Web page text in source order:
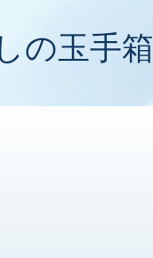
の玉手箱